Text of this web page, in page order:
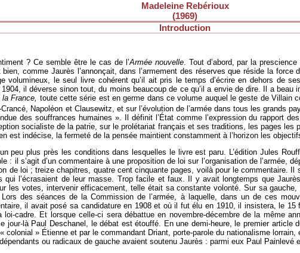
Madeleine Rebérioux
(1969)
Introduction
? Ce semble être le cas de l’Armée nouvelle. Tout d’abord, par la
comme Jaurès l’annonçait, dans l’armement des réserves que réside la
volumineux, le seul livre cohérent qu’il ait pris le temps d’écrire en dehors de
il déverse sinon tout, du moins beaucoup de ce qu’il a envie de dire. Il a beau
France, toute cette série est en germe dans ce volume auquel le geste de Villain
Napoléon et Clausewitz, et sur l’évolution de l’armée dans tous les grands
des souffrances humaines ». Il définit l’État comme l’expression du rapport
socialiste de la patrie, sur le prolétariat français et ses traditions, les pages les
est indécise, la fermeté de la pensée maintient constamment à l’horizon les
peu plus près les conditions dans lesquelles le livre est paru. L’édition Jules
: il s’agit d’un commentaire à une proposition de loi sur l’organisation de l’armée,
de loi ; treize chapitres, quatre cent cinquante pages, voilà pour le commentaire. Il
qui l’écrasaient de leur masse. Trop facile et faux. Il y avait longtemps que
les votes, intervenir efficacement, telle était sa constante volonté. Sur sa
des séances de la Commission de l’armée, à laquelle, dans un de ces
il avait posé sa candidature en 1908 et où il fut élu en 1910, il insistera, le 15
cadre. Et lorsque celle-ci sera débattue en novembre-décembre de la même
jour-là Paul Deschanel, le débat est étouffé. En une demi-heure, le premier article
colonial » Étienne et par le commandant Driant, porte-parole du nationalisme
ou radicaux de gauche avaient soutenu Jaurès : parmi eux Paul Painlevé